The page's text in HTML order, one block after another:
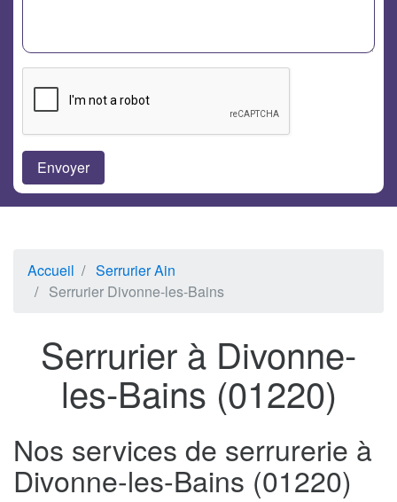
Accueil
Serrurier Ain
Serrurier Divonne-les-Bains
Serrurier à Divonne-
les-Bains (01220)
Nos services de serrurerie à
Divonne-les-Bains (01220)